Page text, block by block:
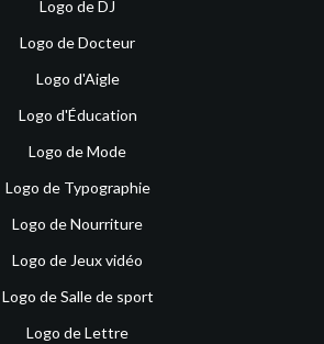
Logo de DJ
Logo de Docteur
Logo d'Aigle
Logo d'Éducation
Logo de Mode
Logo de Typographie
Logo de Nourriture
Logo de Jeux vidéo
Logo de Salle de sport
Logo de Lettre